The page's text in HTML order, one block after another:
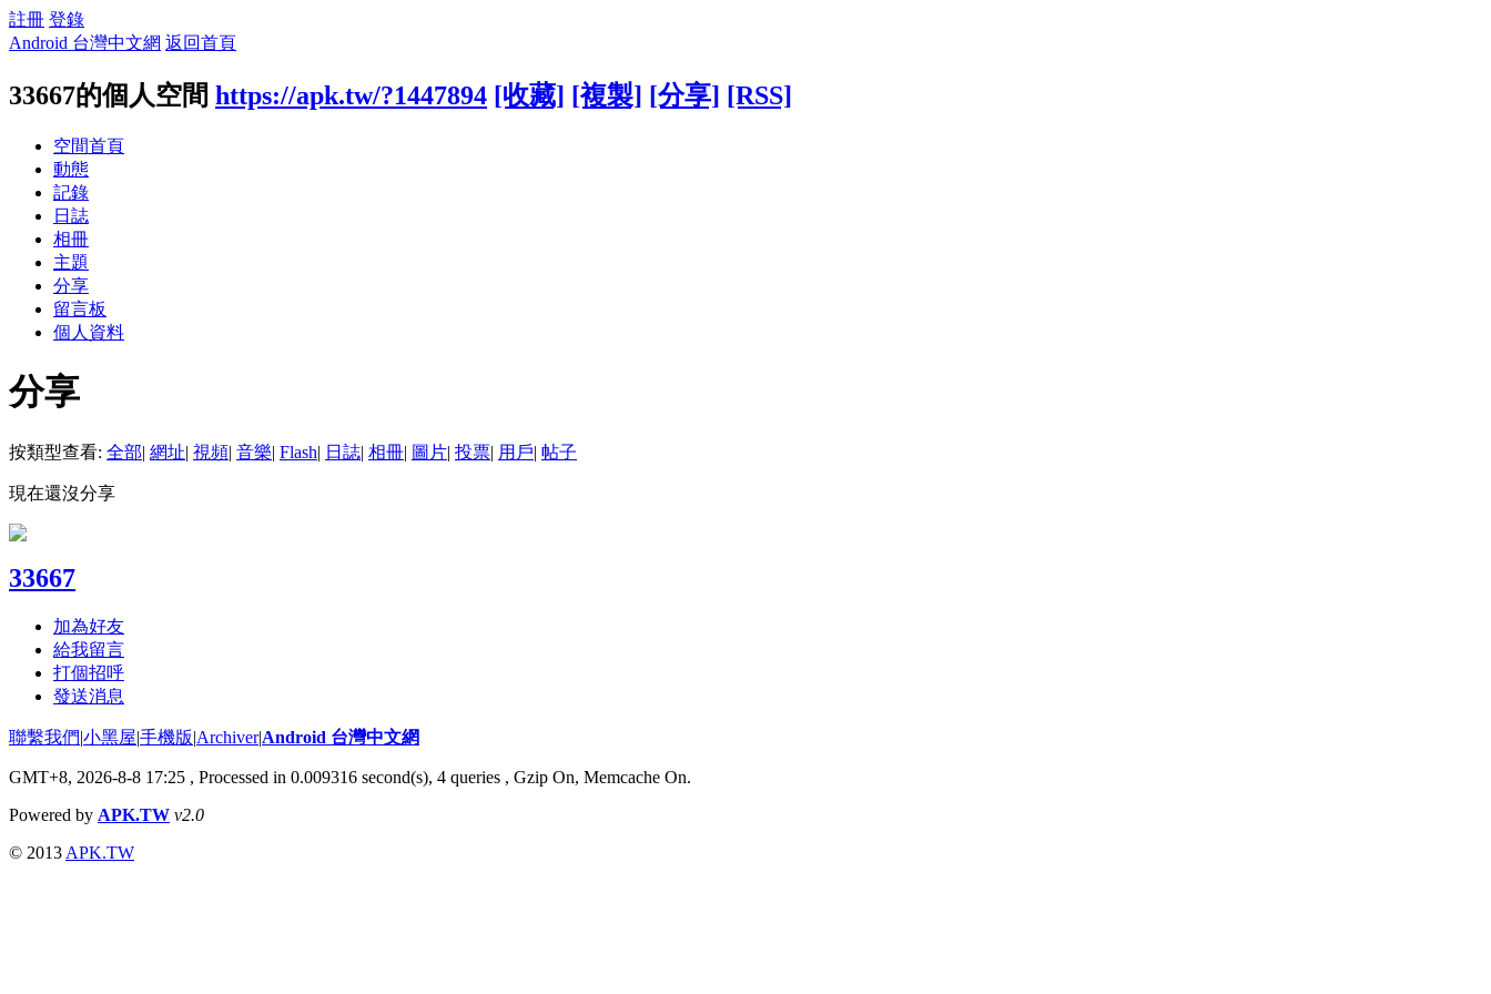
註冊 登錄
Android 台灣中文網 返回首頁
33667的個人空間 https://apk.tw/?1447894 [收藏] [複製] [分享] [RSS]
空間首頁
動態
記錄
日誌
相冊
主題
分享
留言板
個人資料
分享
按類型查看: 全部| 網址| 視頻| 音樂| Flash| 日誌| 相冊| 圖片| 投票| 用戶| 帖子
現在還沒分享
33667
加為好友
給我留言
打個招呼
發送消息
聯繫我們|小黑屋|手機版|Archiver|Android 台灣中文網
GMT+8, 2026-8-8 17:25 , Processed in 0.009316 second(s), 4 queries , Gzip On, Memcache On.
Powered by APK.TW v2.0
© 2013 APK.TW